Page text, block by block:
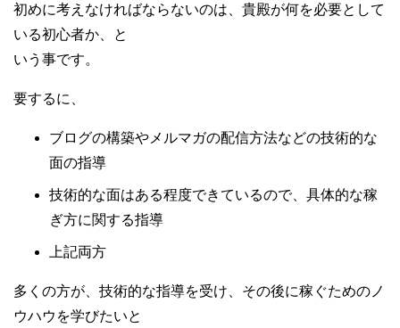
初めに考えなければならないのは、貴殿が何を必要として
いる初心者か、と
いう事です。
要するに、
ブログの構築やメルマガの配信方法などの技術的な
面の指導
技術的な面はある程度できているので、具体的な稼
ぎ方に関する指導
上記両方
多くの方が、技術的な指導を受け、その後に稼ぐためのノ
ウハウを学びたいと